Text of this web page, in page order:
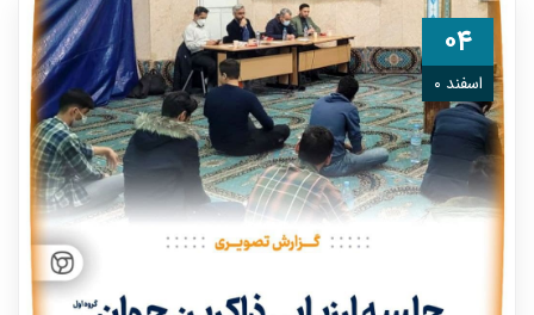
۰۴
اسفند ۰